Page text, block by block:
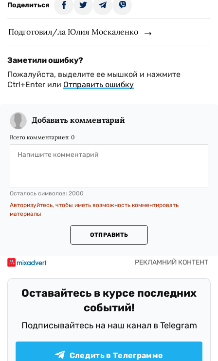
Поделиться
Подготовил/ла Юлия Москаленко
Заметили ошибку?
Пожалуйста, выделите ее мышкой и нажмите
Ctrl+Enter или Отправить ошибку
Добавить комментарий
Всего комментариев: 0
Осталось символов: 2000
Авторизуйтесь, чтобы иметь возможность комментировать
материалы
ОТПРАВИТЬ
Оставайтесь в курсе последних
событий!
Подписывайтесь на наш канал в Telegram
Следить в Телеграмме